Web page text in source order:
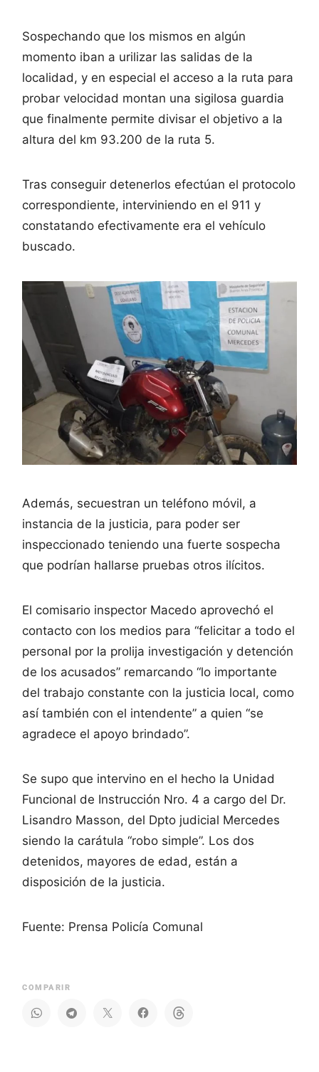
Sospechando que los mismos en algún
momento iban a urilizar las salidas de la
localidad, y en especial el acceso a la ruta para
probar velocidad montan una sigilosa guardia
que finalmente permite divisar el objetivo a la
altura del km 93.200 de la ruta 5.
Tras conseguir detenerlos efectúan el protocolo
correspondiente, interviniendo en el 911 y
constatando efectivamente era el vehículo
buscado.
Además, secuestran un teléfono móvil, a
instancia de la justicia, para poder ser
inspeccionado teniendo una fuerte sospecha
que podrían hallarse pruebas otros ilícitos.
El comisario inspector Macedo aprovechó el
contacto con los medios para “felicitar a todo el
personal por la prolija investigación y detención
de los acusados” remarcando “lo importante
del trabajo constante con la justicia local, como
así también con el intendente” a quien “se
agradece el apoyo brindado”.
Se supo que intervino en el hecho la Unidad
Funcional de Instrucción Nro. 4 a cargo del Dr.
Lisandro Masson, del Dpto judicial Mercedes
siendo la carátula “robo simple”. Los dos
detenidos, mayores de edad, están a
disposición de la justicia.
Fuente: Prensa Policía Comunal
COMPARIR